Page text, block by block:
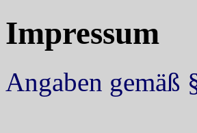
Impressum
Angaben gemäß